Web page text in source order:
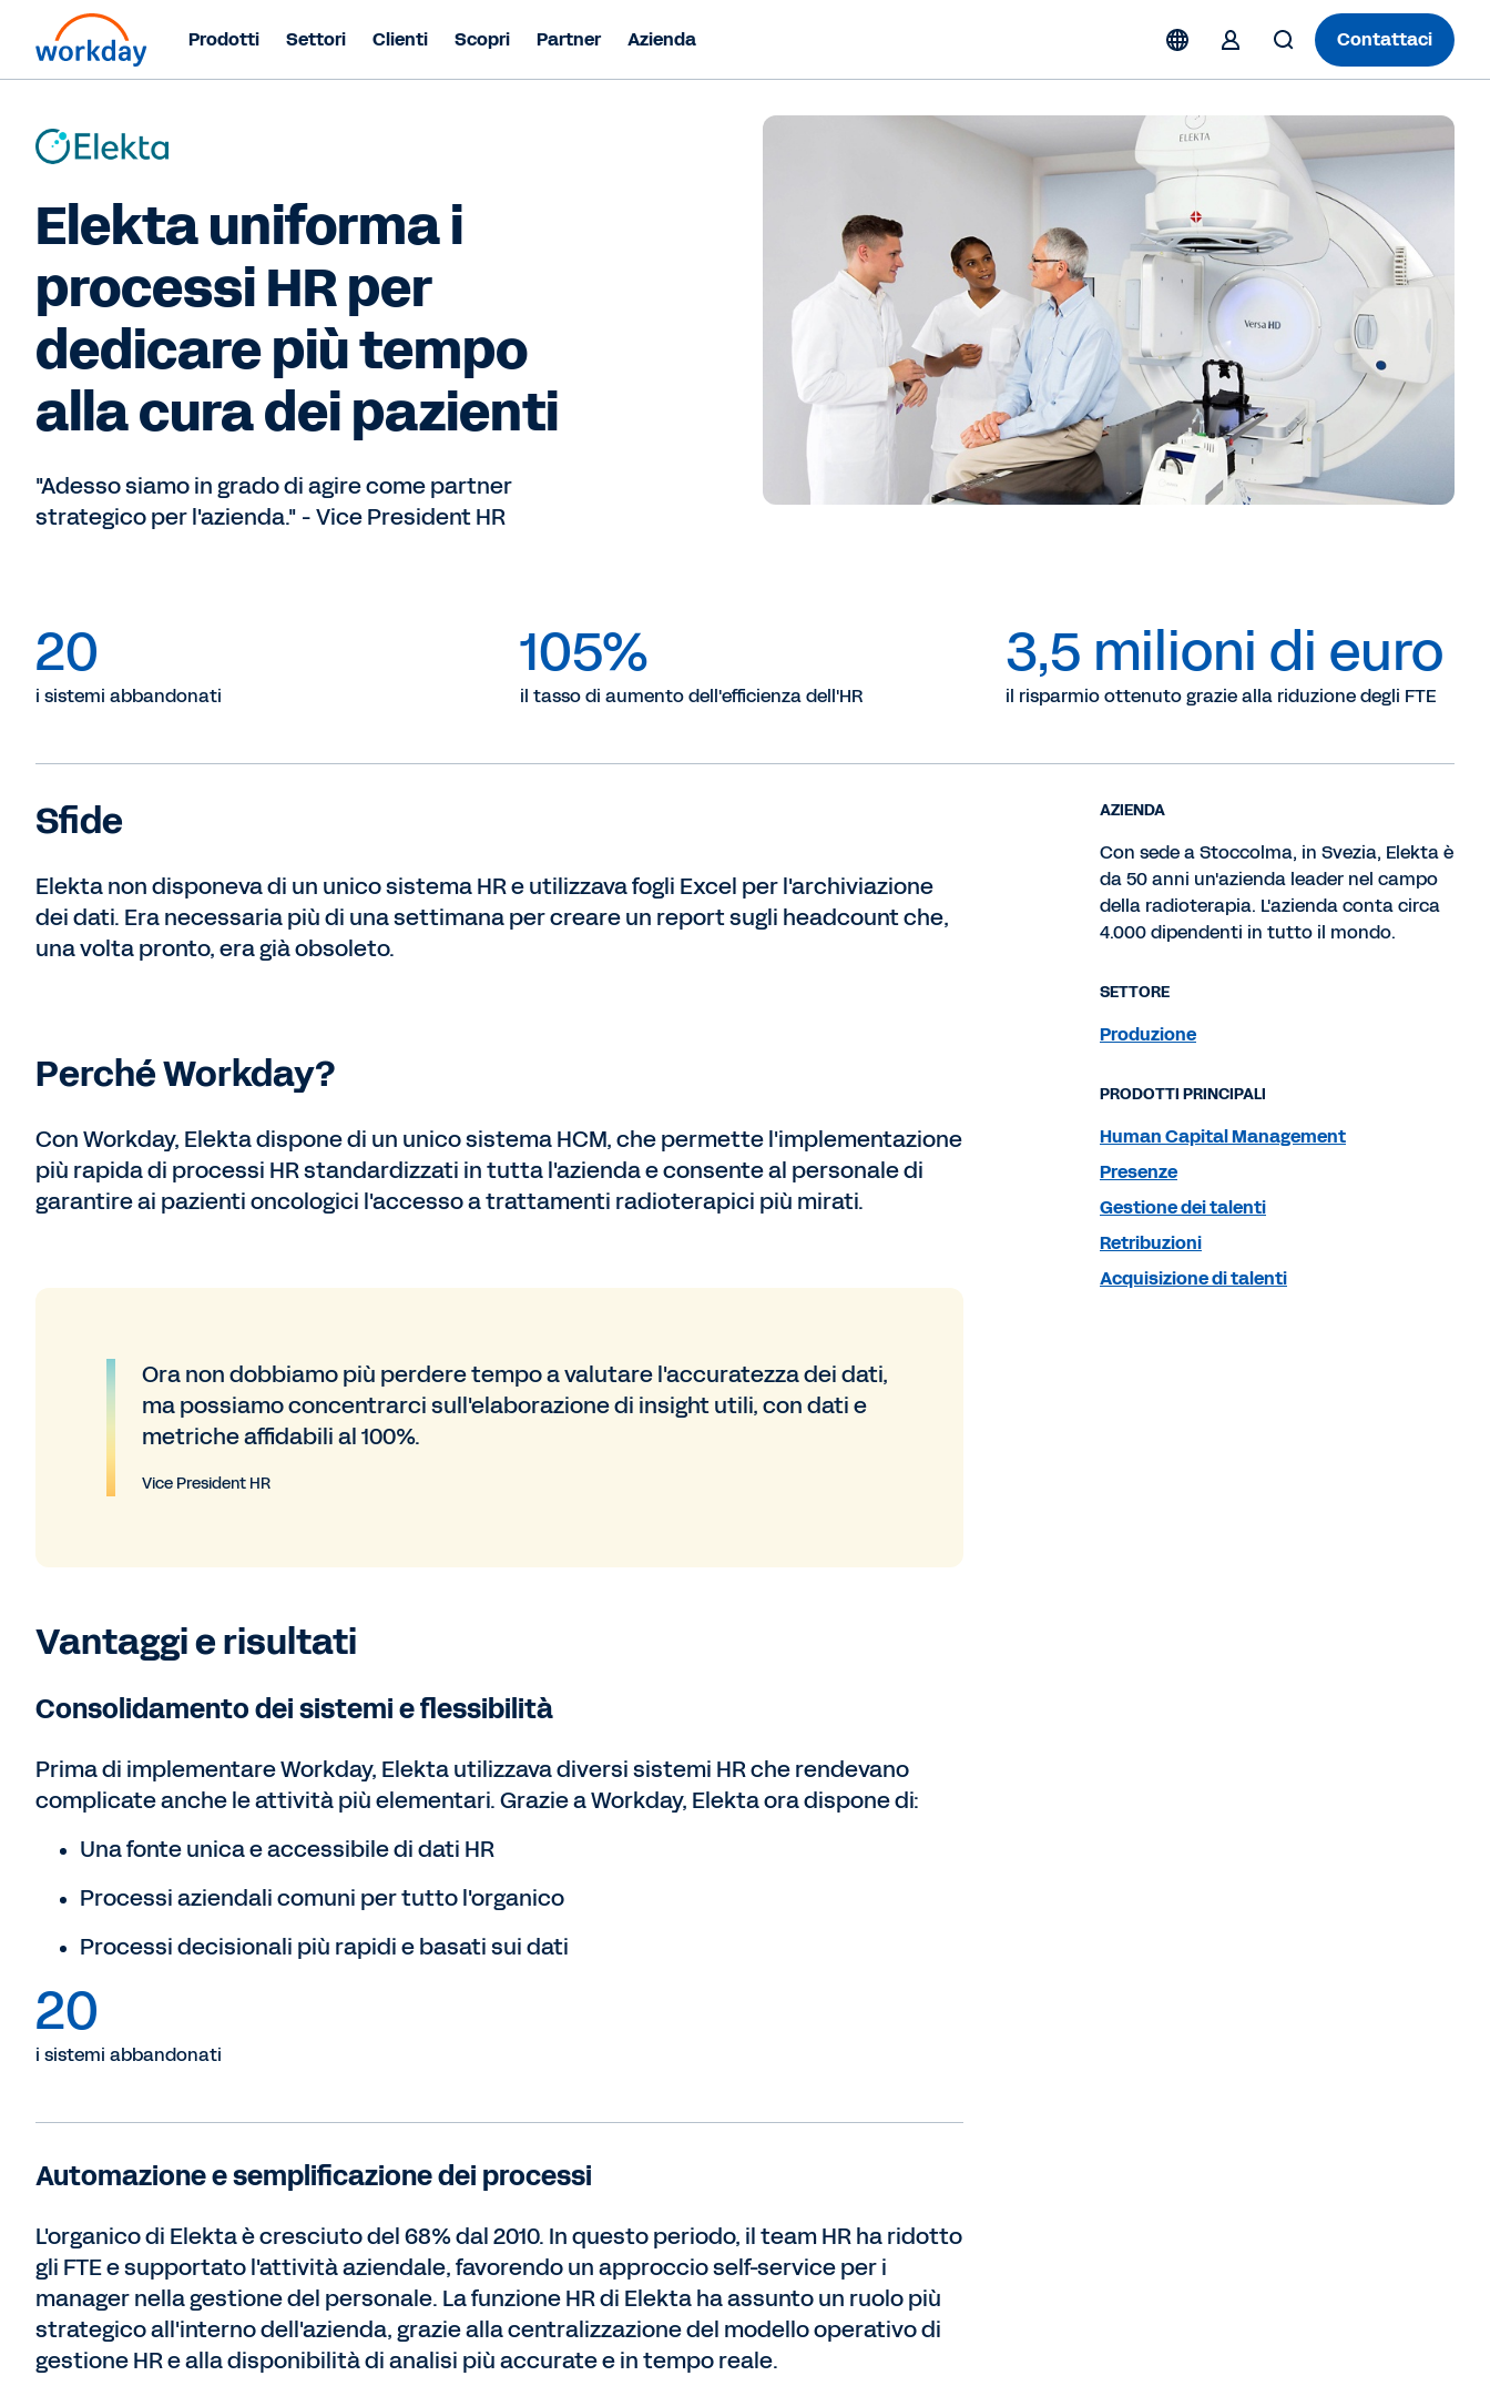
Prodotti Settori Clienti Scopri Partner Azienda Contattaci
Elekta uniforma i
processi HR per
dedicare più tempo
alla cura dei pazienti
"Adesso siamo in grado di agire come partner
strategico per l'azienda." - Vice President HR
20
i sistemi abbandonati
105%
il tasso di aumento dell'efficienza dell'HR
3,5 milioni di euro
il risparmio ottenuto grazie alla riduzione degli FTE
Sfide
Elekta non disponeva di un unico sistema HR e utilizzava fogli Excel per l'archiviazione
dei dati. Era necessaria più di una settimana per creare un report sugli headcount che,
una volta pronto, era già obsoleto.
Perché Workday?
Con Workday, Elekta dispone di un unico sistema HCM, che permette l'implementazione
più rapida di processi HR standardizzati in tutta l'azienda e consente al personale di
garantire ai pazienti oncologici l'accesso a trattamenti radioterapici più mirati.
Ora non dobbiamo più perdere tempo a valutare l'accuratezza dei dati,
ma possiamo concentrarci sull'elaborazione di insight utili, con dati e
metriche affidabili al 100%.
Vice President HR
Vantaggi e risultati
Consolidamento dei sistemi e flessibilità
Prima di implementare Workday, Elekta utilizzava diversi sistemi HR che rendevano
complicate anche le attività più elementari. Grazie a Workday, Elekta ora dispone di:
Una fonte unica e accessibile di dati HR
Processi aziendali comuni per tutto l'organico
Processi decisionali più rapidi e basati sui dati
20
i sistemi abbandonati
Automazione e semplificazione dei processi
L'organico di Elekta è cresciuto del 68% dal 2010. In questo periodo, il team HR ha ridotto
gli FTE e supportato l'attività aziendale, favorendo un approccio self-service per i
manager nella gestione del personale. La funzione HR di Elekta ha assunto un ruolo più
strategico all'interno dell'azienda, grazie alla centralizzazione del modello operativo di
gestione HR e alla disponibilità di analisi più accurate e in tempo reale.
AZIENDA
Con sede a Stoccolma, in Svezia, Elekta è
da 50 anni un'azienda leader nel campo
della radioterapia. L'azienda conta circa
4.000 dipendenti in tutto il mondo.
SETTORE
Produzione
PRODOTTI PRINCIPALI
Human Capital Management
Presenze
Gestione dei talenti
Retribuzioni
Acquisizione di talenti